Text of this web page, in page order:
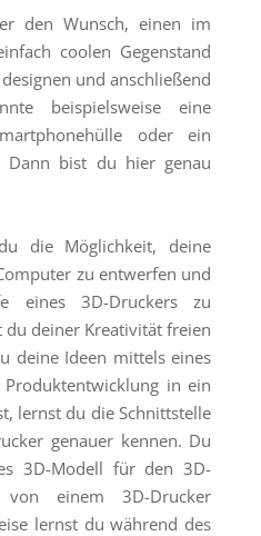
den Wunsch, einen im
coolen Gegenstand
und anschließend
beispielsweise eine
oder ein
Dann bist du hier genau
die Möglichkeit, deine
zu entwerfen und
eines 3D-Druckers zu
du deiner Kreativität freien
deine Ideen mittels eines
in ein
lernst du die Schnittstelle
genauer kennen. Du
3D-Modell für den 3D-
einem 3D-Drucker
lernst du während des